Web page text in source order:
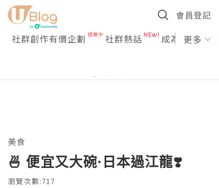
會員登記
社群創作有價企劃 社群熱話 成為U更多
美食
🍜 便宜又大碗·日本過江龍❣️
瀏覽次數:717